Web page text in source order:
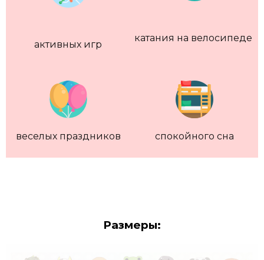
активных игр
катания на велосипеде
веселых праздников спокойного сна
Размеры: